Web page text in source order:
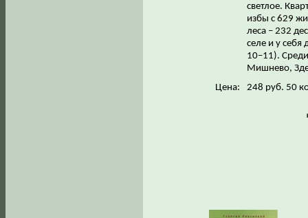
светлое.
избы с 629
леса – 232
селе и у себя
10–11).
Мишнево,
Цена:
248 руб. 50